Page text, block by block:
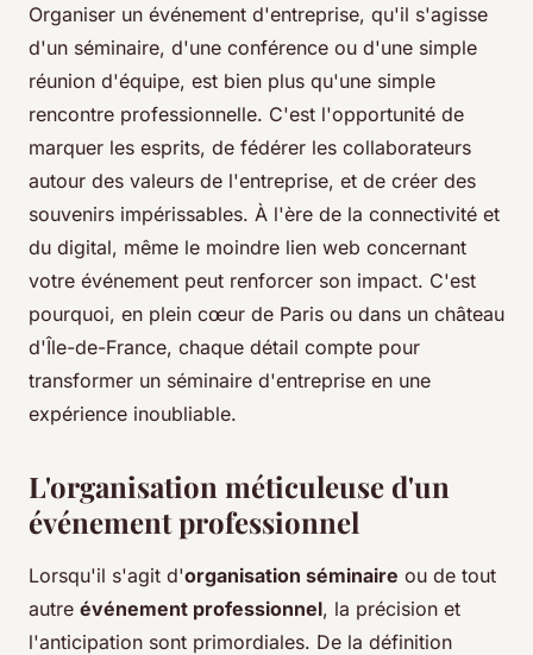
Organiser un événement d'entreprise, qu'il s'agisse
d'un séminaire, d'une conférence ou d'une simple
réunion d'équipe, est bien plus qu'une simple
rencontre professionnelle. C'est l'opportunité de
marquer les esprits, de fédérer les collaborateurs
autour des valeurs de l'entreprise, et de créer des
souvenirs impérissables. À l'ère de la connectivité et
du digital, même le moindre lien web concernant
votre événement peut renforcer son impact. C'est
pourquoi, en plein cœur de Paris ou dans un château
d'Île-de-France, chaque détail compte pour
transformer un séminaire d'entreprise en une
expérience inoubliable.
L'organisation méticuleuse d'un
événement professionnel
Lorsqu'il s'agit d'organisation séminaire ou de tout
autre événement professionnel, la précision et
l'anticipation sont primordiales. De la définition